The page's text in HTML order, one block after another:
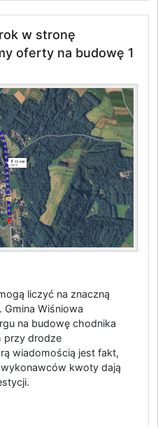
w stronę
oferty na budowę 1
liczyć na znaczną
Wiśniowa
na budowę chodnika
przy drodze
wiadomością jest fakt,
kwoty dają